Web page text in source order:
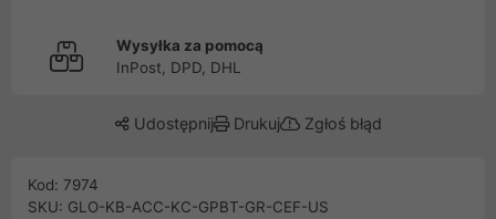
Wysyłka za pomocą
InPost, DPD, DHL
Udostępnij Drukuj Zgłoś błąd
Kod: 7974
SKU: GLO-KB-ACC-KC-GPBT-GR-CEF-US